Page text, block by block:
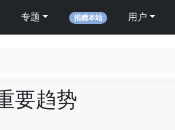
专题 捐赠本站 用户
要趋势